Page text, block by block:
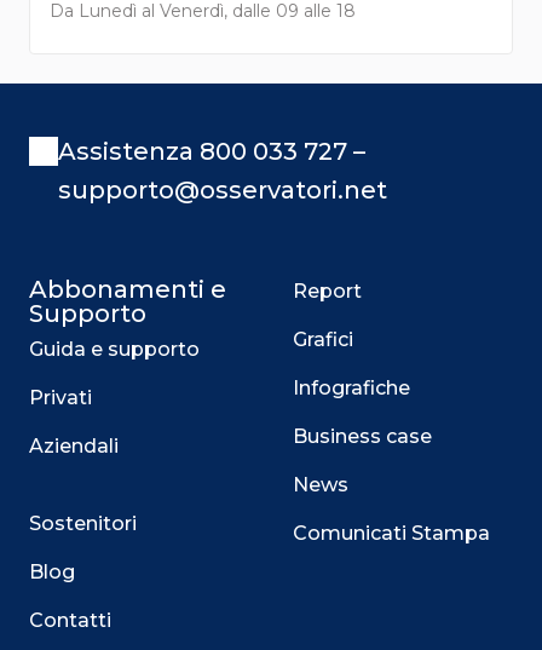
Da Lunedì al Venerdì, dalle 09 alle 18
Assistenza 800 033 727 –
supporto@osservatori.net
Abbonamenti e
Supporto
Guida e supporto
Privati
Aziendali
Sostenitori
Blog
Contatti
Report
Grafici
Infografiche
Business case
News
Comunicati Stampa